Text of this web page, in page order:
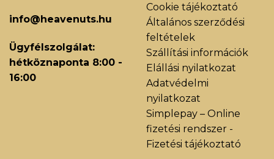
info@heavenuts.hu
Ügyfélszolgálat:
hétköznaponta 8:00 -
16:00
Cookie tájékoztató
Általános szerződési
feltételek
Szállítási információk
Elállási nyilatkozat
Adatvédelmi
nyilatkozat
Simplepay – Online
fizetési rendszer -
Fizetési tájékoztató